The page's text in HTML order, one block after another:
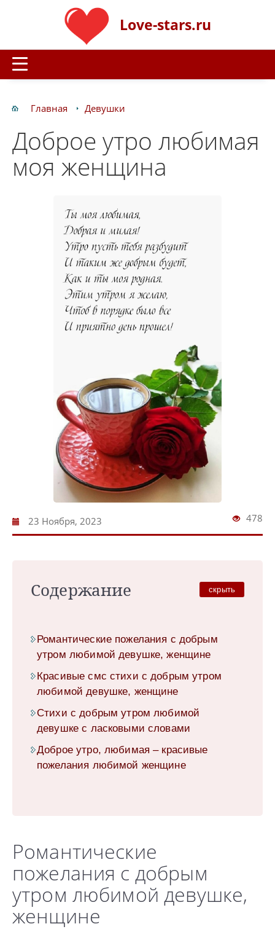
Love-stars.ru
Главная Девушки
Доброе утро любимая
моя женщина
23 Ноября, 2023 478
Содержание скрыть
Романтические пожелания с добрым
утром любимой девушке, женщине
Красивые смс стихи с добрым утром
любимой девушке, женщине
Стихи с добрым утром любимой
девушке с ласковыми словами
Доброе утро, любимая – красивые
пожелания любимой женщине
Романтические
пожелания с добрым
утром любимой девушке,
женщине